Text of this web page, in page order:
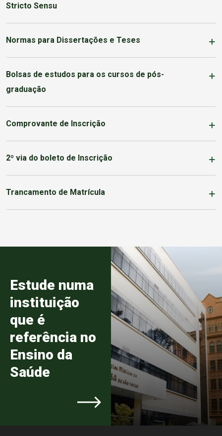
Stricto Sensu
Normas para Dissertações e Teses
Bolsas de estudos para os cursos de pós-
graduação
Comprovante de Inscrição
2º via do boleto de Inscrição
Trancamento de Matrícula
Estude numa
instituição
que é
referência no
Ensino da
Saúde